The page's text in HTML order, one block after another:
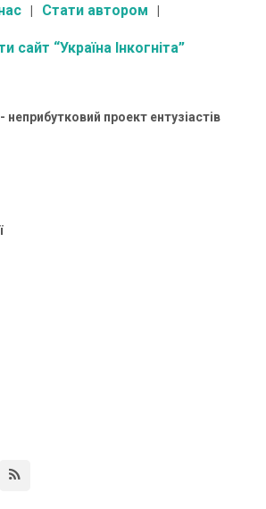
Стати автором
сайт “Україна Інкогніта”
- неприбутковий проект ентузіастів